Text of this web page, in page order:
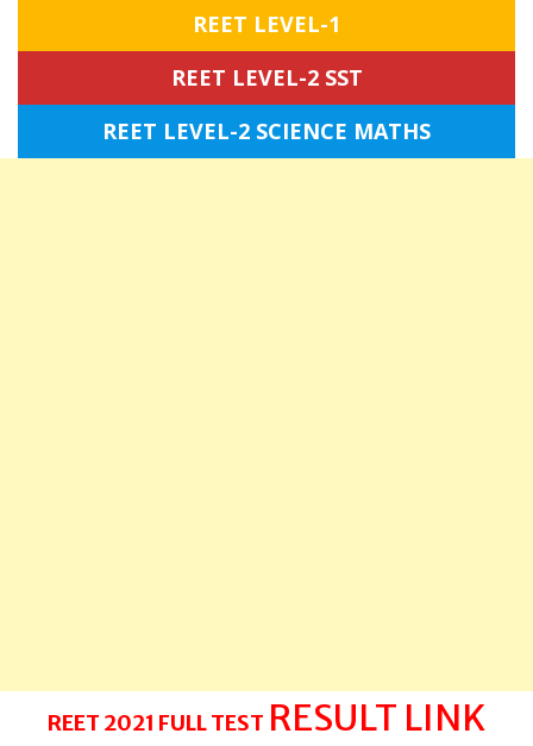
REET LEVEL-1
REET LEVEL-2 SST
REET LEVEL-2 SCIENCE MATHS
REET 2021 FULL TEST RESULT LINK